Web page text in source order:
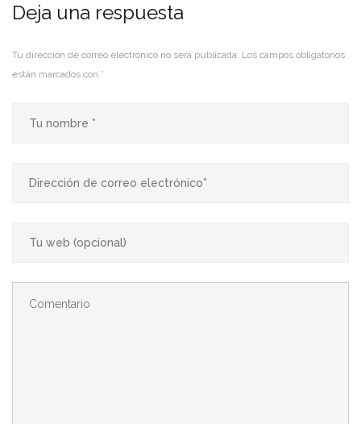
Deja una respuesta
Tu dirección de correo electrónico no será publicada. Los campos obligatorios
están marcados con *